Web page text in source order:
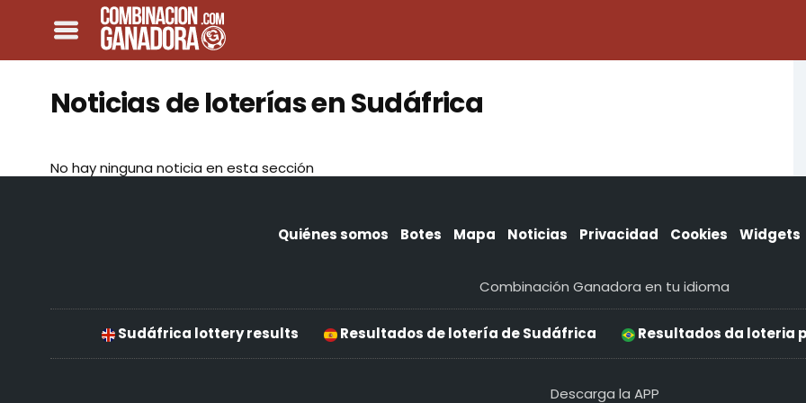
Noticias de loterías en Sudáfrica
No hay ninguna noticia en esta sección
Quiénes somos Botes Mapa Noticias Privacidad Cookies Widgets
Combinación Ganadora en tu idioma
Sudáfrica lottery results Resultados de lotería de Sudáfrica Resultados da loteria
Descarga la APP